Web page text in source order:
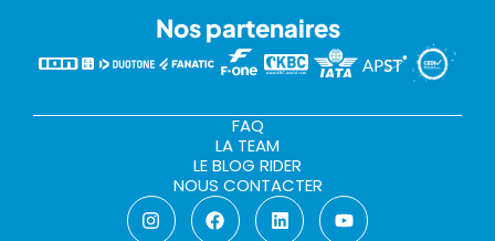
Nos partenaires
FAQ
LA TEAM
LE BLOG RIDER
NOUS CONTACTER